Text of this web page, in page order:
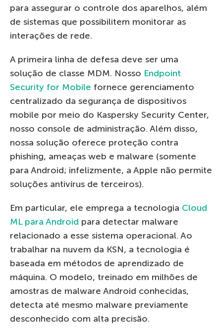
para assegurar o controle dos aparelhos, além
de sistemas que possibilitem monitorar as
interações de rede.
A primeira linha de defesa deve ser uma
solução de classe MDM. Nosso Endpoint
Security for Mobile fornece gerenciamento
centralizado da segurança de dispositivos
mobile por meio do Kaspersky Security Center,
nosso console de administração. Além disso,
nossa solução oferece proteção contra
phishing, ameaças web e malware (somente
para Android; infelizmente, a Apple não permite
soluções antivírus de terceiros).
Em particular, ele emprega a tecnologia Cloud
ML para Android para detectar malware
relacionado a esse sistema operacional. Ao
trabalhar na nuvem da KSN, a tecnologia é
baseada em métodos de aprendizado de
máquina. O modelo, treinado em milhões de
amostras de malware Android conhecidas,
detecta até mesmo malware previamente
desconhecido com alta precisão.